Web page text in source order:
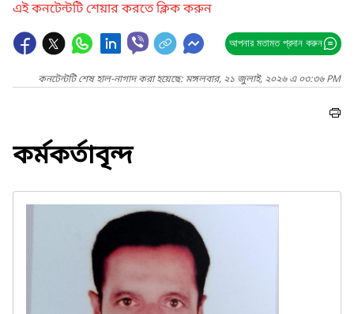
এই কনটেন্টটি শেয়ার করতে ক্লিক করুন
আপনার মতামত প্রদান করুন
কনটেন্টটি শেষ হাল-নাগাদ করা হয়েছে: মঙ্গলবার, ২১ জুলাই, ২০২৬ এ ০৩:৩৬ PM
কর্মকর্তাবৃন্দ